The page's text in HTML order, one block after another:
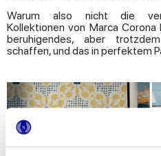
Warum also nicht die
Kollektionen von Marca
beruhigendes, aber
schaffen, und das in perfektem